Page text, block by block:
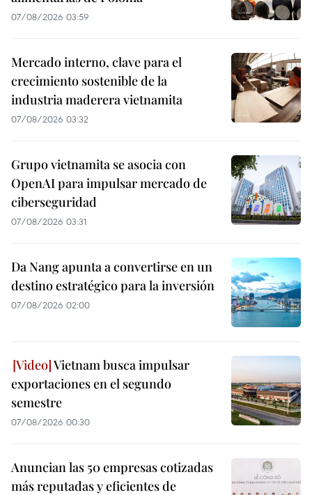
07/08/2026 03:59
Mercado interno, clave para el
crecimiento sostenible de la
industria maderera vietnamita
07/08/2026 03:32
Grupo vietnamita se asocia con
OpenAI para impulsar mercado de
ciberseguridad
07/08/2026 03:31
Da Nang apunta a convertirse en un
destino estratégico para la inversión
07/08/2026 02:00
Vietnam busca impulsar
exportaciones en el segundo
semestre
07/08/2026 00:30
Anuncian las 50 empresas cotizadas
más reputadas y eficientes de